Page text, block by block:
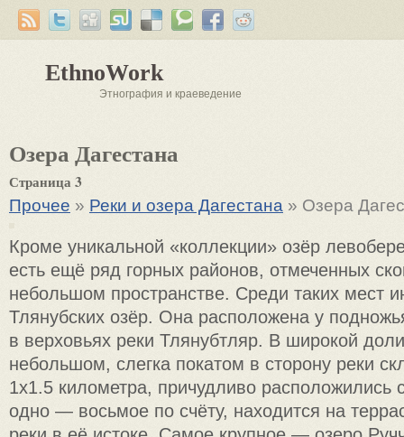
EthnoWork
Этнография и краеведение
Озера Дагестана
Страница 3
Прочее » Реки и озера Дагестана » Озера
Кроме уникальной «коллекции» озёр
есть ещё ряд горных районов, отмеченных
небольшом пространстве. Среди таких мест
Тлянубских озёр. Она расположена у
в верховьях реки Тлянубтляр. В широкой
небольшом, слегка покатом в сторону реки
1х1.5 километра, причудливо расположились
одно — восьмое по счёту, находится на